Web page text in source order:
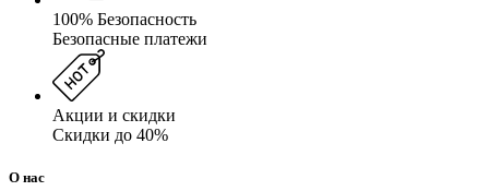
100% Безопасность
Безопасные платежи
Акции и скидки
Скидки до 40%
О нас